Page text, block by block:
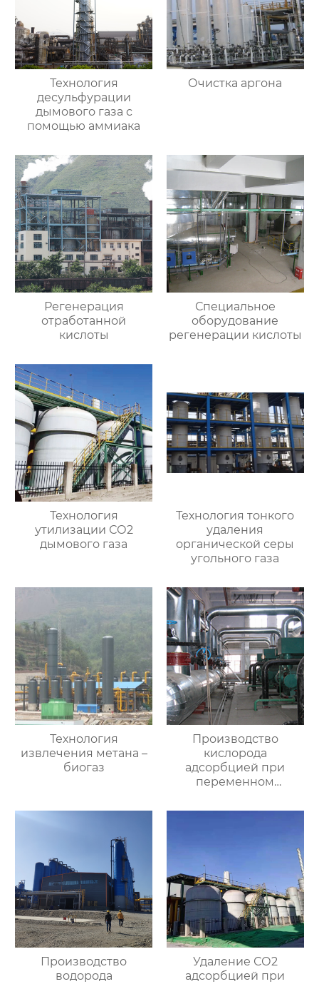
Технология
десульфурации
дымового газа с
помощью аммиака
Очистка аргона
Регенерация
отработанной
кислоты
Специальное
оборудование
регенерации кислоты
Технология
утилизации СО2
дымового газа
Технология тонкого
удаления
органической серы
угольного газа
Технология
извлечения метана –
биогаз
Производство
кислорода
адсорбцией при
переменном
Производство
водорода
Удаление СО2
адсорбцией при